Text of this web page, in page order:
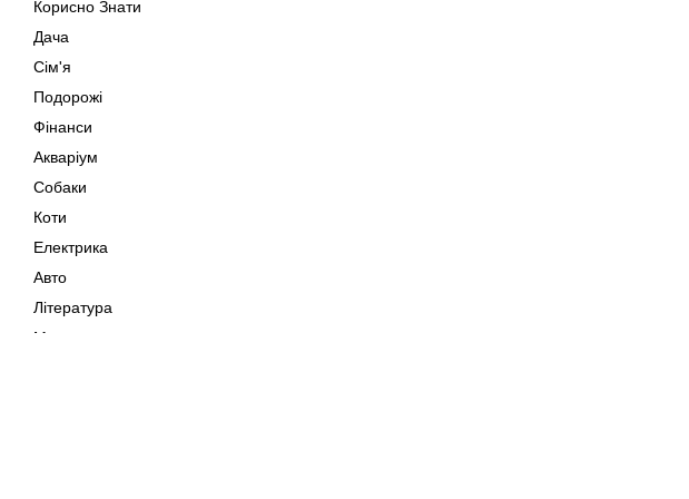
Корисно Знати
Дача
Сім'я
Подорожі
Фінанси
Акваріум
Собаки
Коти
Електрика
Авто
Література
Музика